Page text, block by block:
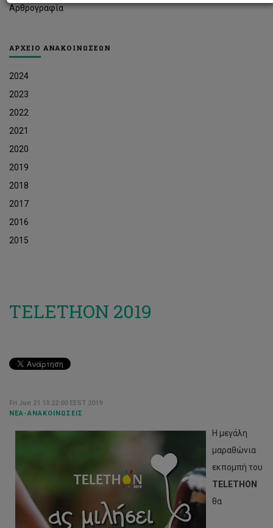
Αρθρογραφία
ΑΡΧΕΙΟ ΑΝΑΚΟΙΝΩΣΕΩΝ
2024
2023
2022
2021
2020
2019
2018
2017
2016
2015
TELETHON 2019
Fri Jun 21 13:22:00 EEST 2019
ΝΈΑ-ΑΝΑΚΟΙΝΏΣΕΙΣ
Η μεγάλη
μαραθώνια
εκπομπή του
TELETHON
θα